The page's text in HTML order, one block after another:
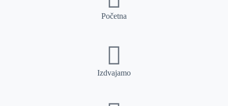
Početna
Izdvajamo